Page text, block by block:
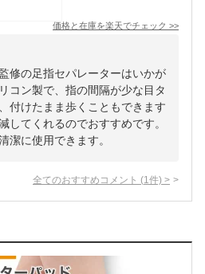
価格と在庫を楽天でチェック >>
修の足指セパレーターはいかが
コン製で、指の間隔が少な目タ
付けたまま歩くこともできます
してくれるのでおすすめです。
潔に使用できます。
全てのおすすめコメント (1 件) >